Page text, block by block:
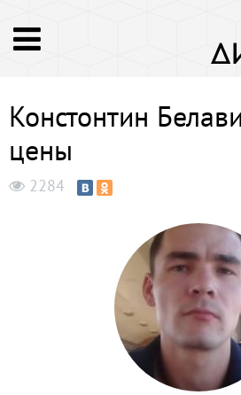
Констонтин
цены
2284